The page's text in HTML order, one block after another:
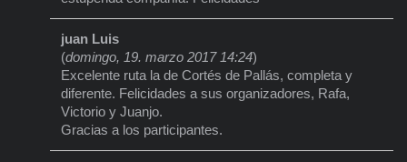
juan Luis
(domingo, 19. marzo 2017 14:24)
Excelente ruta la de Cortés de Pallás, completa y
diferente. Felicidades a sus organizadores, Rafa,
Victorio y Juanjo.
Gracias a los participantes.